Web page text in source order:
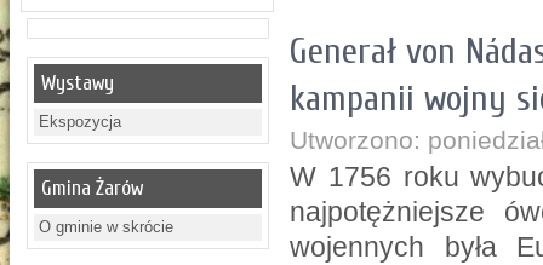
Wystawy
Ekspozycja
Gmina Żarów
O gminie w skrócie
Generał von
kampanii wojny
Utworzono:
W 1756 roku
najpotężniejsze
wojennych była